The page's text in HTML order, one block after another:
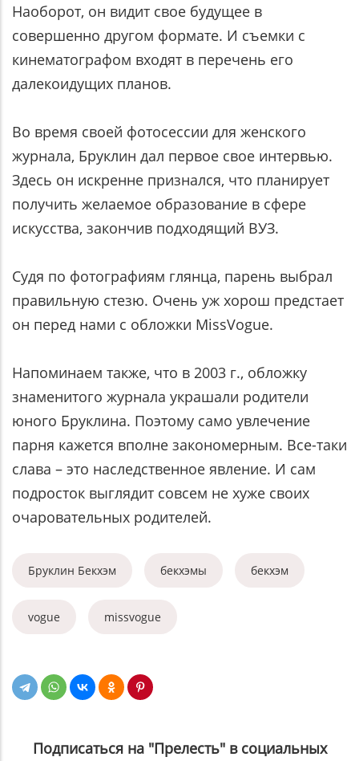
Наоборот, он видит свое будущее в
совершенно другом формате. И съемки с
кинематографом входят в перечень его
далекоидущих планов.
Во время своей фотосессии для женского
журнала, Бруклин дал первое свое интервью.
Здесь он искренне признался, что планирует
получить желаемое образование в сфере
искусства, закончив подходящий ВУЗ.
Судя по фотографиям глянца, парень выбрал
правильную стезю. Очень уж хорош предстает
он перед нами с обложки MissVogue.
Напоминаем также, что в 2003 г., обложку
знаменитого журнала украшали родители
юного Бруклина. Поэтому само увлечение
парня кажется вполне закономерным. Все-таки
слава – это наследственное явление. И сам
подросток выглядит совсем не хуже своих
очаровательных родителей.
Бруклин Бекхэм бекхэмы бекхэм
vogue missvogue
Подписаться на "Прелесть" в социальных